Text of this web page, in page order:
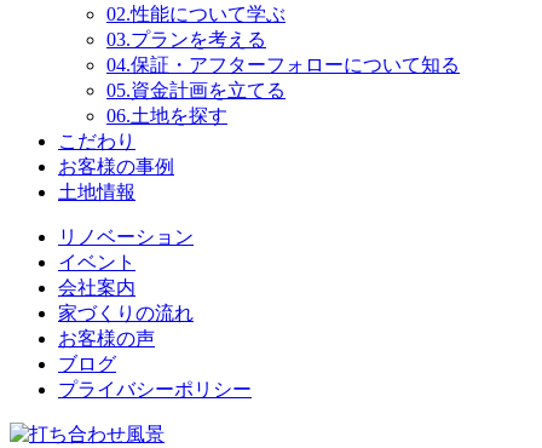
02.性能について学ぶ
03.プランを考える
04.保証・アフターフォローについて知る
05.資金計画を立てる
06.土地を探す
こだわり
お客様の事例
土地情報
リノベーション
イベント
会社案内
家づくりの流れ
お客様の声
ブログ
プライバシーポリシー